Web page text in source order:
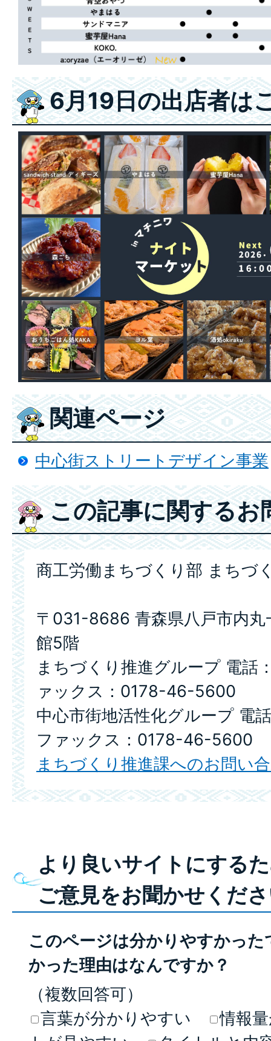
6月19日の出店者は
関連ページ
中心街ストリートデザイン事業
この記事に関するお
商工労働まちづくり部 まちづ
〒031-8686 青森県八戸市内丸
館5階
まちづくり推進グループ 電
ァックス：0178-46-5600
中心市街地活性化グループ 電
ファックス：0178-46-5600
まちづくり推進課へのお問い
より良いサイトにする
ご意見をお聞かせくだ
このページは分かりやすかっ
かった理由はなんですか？
（複数回答可）
言葉が分かりやすい
情報